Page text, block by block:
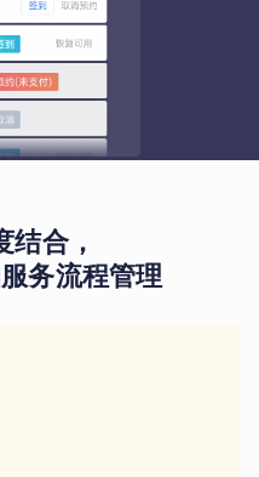
结合，
务流程管理